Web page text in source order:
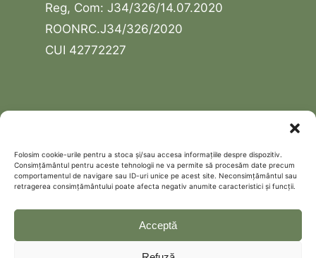
Folosim cookie-urile pentru a stoca și/sau accesa informațiile despre dispozitiv.
Consimțământul pentru aceste tehnologii ne va permite să procesăm date precum
comportamentul de navigare sau ID-uri unice pe acest site. Neconsimțământul sau
retragerea consimțământului poate afecta negativ anumite caracteristici și funcții.
Acceptă
Reg, Com: J34/326/14.07.2020
ROONRC.J34/326/2020
CUI 42772227
Contact
Schedule a free discovery call
Politică de confidențialitate